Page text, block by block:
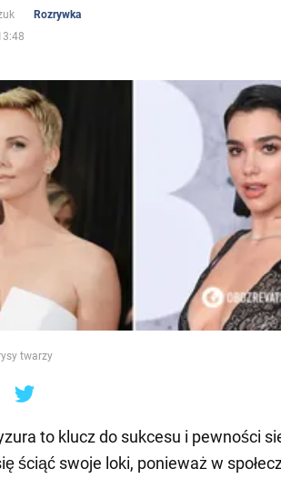
Rozrywka
twarzy
to klucz do sukcesu i pewności
ściąć swoje loki, ponieważ w